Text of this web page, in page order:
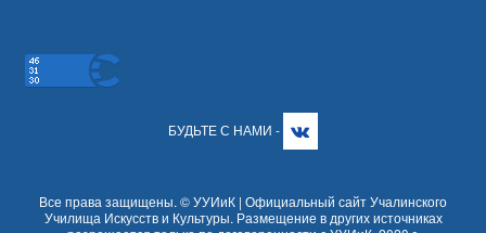
БУДЬТЕ С НАМИ -
Все права защищены. © УУИиК | Официальный сайт Учалинского
Училища Искусств и Культуры. Размещение в других источниках